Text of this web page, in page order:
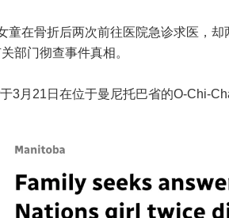
童在骨折后两次前往医院急诊求医，
部门彻查事件真相。
于3月21日在位于曼尼托巴省的O-Chi-